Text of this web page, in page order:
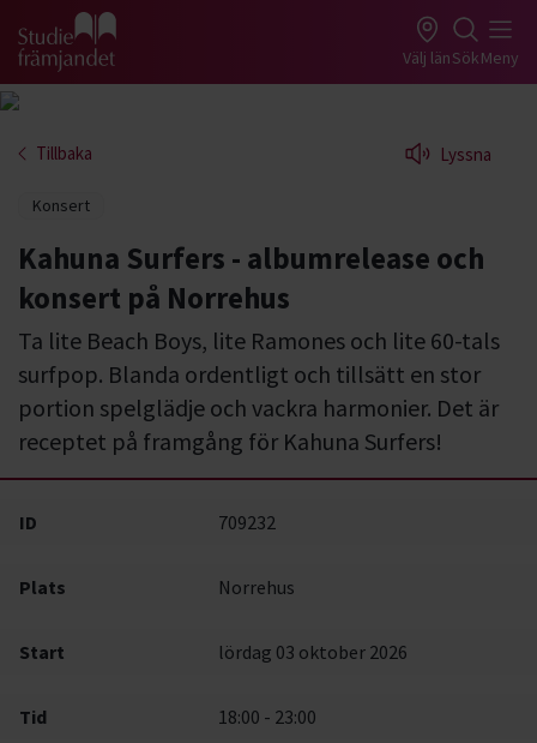
Gå till studiefrämjandets startsida Välj länSökMeny
Tillbaka Lyssna
Konsert
Kahuna Surfers - albumrelease och
konsert på Norrehus
Ta lite Beach Boys, lite Ramones och lite 60-tals
surfpop. Blanda ordentligt och tillsätt en stor
portion spelglädje och vackra harmonier. Det är
receptet på framgång för Kahuna Surfers!
ID 709232
Plats Norrehus
Start lördag 03 oktober 2026
Tid 18:00 - 23:00